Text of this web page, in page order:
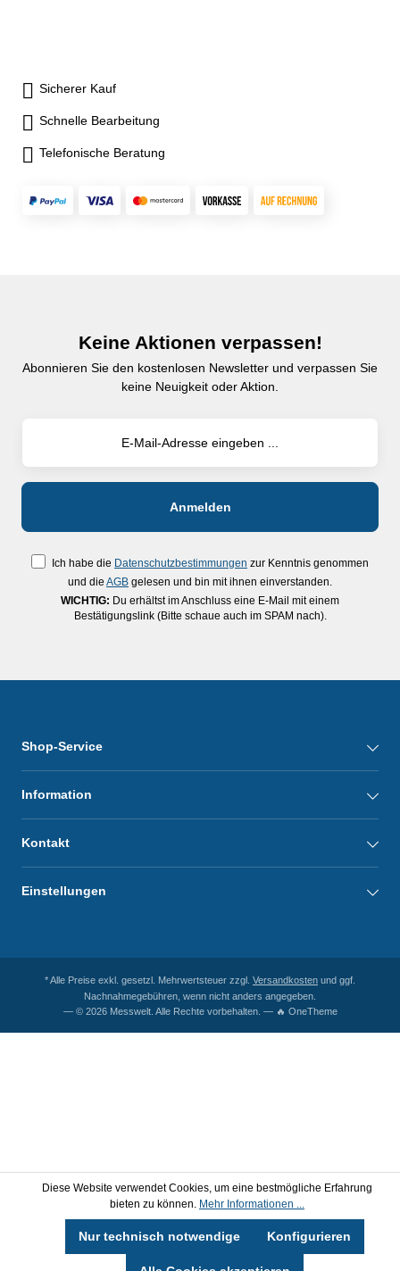
Sicherer Kauf
Schnelle Bearbeitung
Telefonische Beratung
Keine Aktionen verpassen!
Abonnieren Sie den kostenlosen Newsletter und verpassen Sie
keine Neuigkeit oder Aktion.
Ich habe die Datenschutzbestimmungen zur Kenntnis genommen
und die AGB gelesen und bin mit ihnen einverstanden.
WICHTIG: Du erhältst im Anschluss eine E-Mail mit einem
Bestätigungslink (Bitte schaue auch im SPAM nach).
Shop-Service
Information
Kontakt
Einstellungen
* Alle Preise exkl. gesetzl. Mehrwertsteuer zzgl. Versandkosten und ggf.
Nachnahmegebühren, wenn nicht anders angegeben.
— © 2026 Messwelt. Alle Rechte vorbehalten. — 🔥 OneTheme
Diese Website verwendet Cookies, um eine bestmögliche Erfahrung
bieten zu können. Mehr Informationen ...
Nur technisch notwendige Konfigurieren